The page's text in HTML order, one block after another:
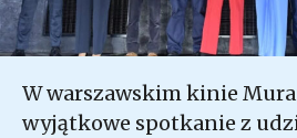
W warszawskim kinie
wyjątkowe spotkanie z